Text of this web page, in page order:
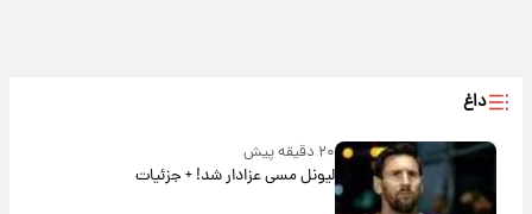
داغ
۲۰ دقیقه پیش
لیونل مسی عزادار شد! + جزئیات